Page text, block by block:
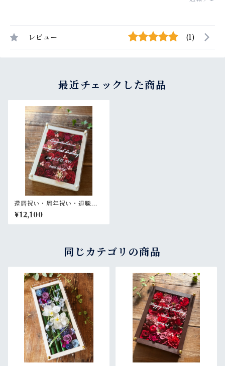
レビュー (1)
最近チェックした商品
還暦祝い・周年祝い・退職祝
い・母の日ギフト【名入れ】
プリザーブドフラワーアレン
ジ ウッドフレーム 白木枠〈レ
¥12,100
同じカテゴリの商品